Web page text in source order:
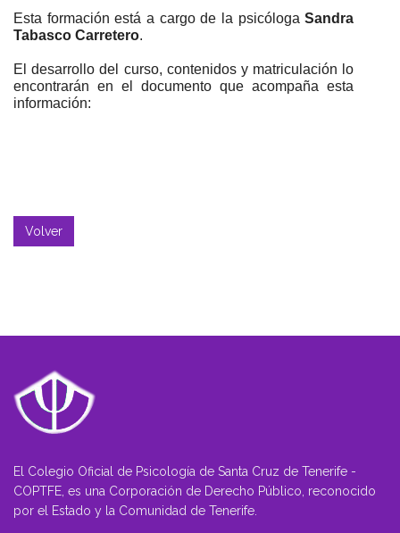
Esta formación está a cargo de la psicólogaSandra
Tabasco Carretero.
El desarrollo del curso, contenidos y matriculación lo
encontrarán en el documento que acompaña esta
información:
Volver
El Colegio Oficial de Psicología de Santa Cruz de Tenerife -
COPTFE, es una Corporación de Derecho Público, reconocido
por el Estado y la Comunidad de Tenerife.